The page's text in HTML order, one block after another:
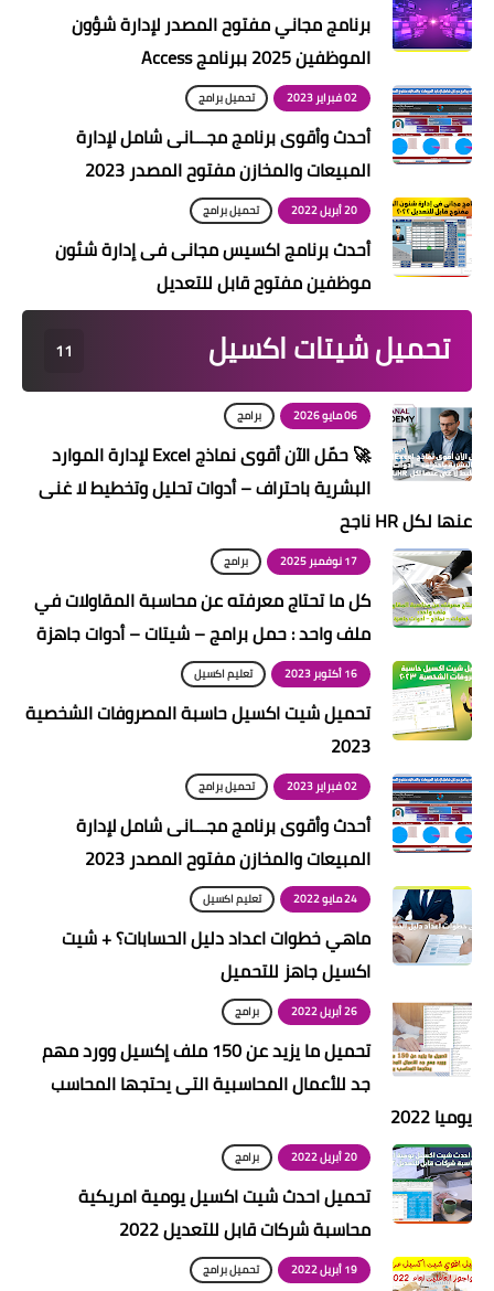
برنامج مجاني مفتوح المصدر لإدارة شؤون
الموظفين 2025 ببرنامج Access
02 فبراير 2023 تحميل برامج
أحدث وأقوى برنامج مجـــانى شامل لإدارة
المبيعات والمخازن مفتوح المصدر 2023
20 أبريل 2022 تحميل برامج
أحدث برنامج اكسيس مجانى فى إدارة شئون
موظفين مفتوح قابل للتعديل
تحميل شيتات اكسيل 11
06 مايو 2026 برامج
🚀 حمّل الآن أقوى نماذج Excel لإدارة الموارد
البشرية باحتراف – أدوات تحليل وتخطيط لا غنى
عنها لكل HR ناجح
17 نوفمبر 2025 برامج
كل ما تحتاج معرفته عن محاسبة المقاولات في
ملف واحد : حمل برامج – شيتات – أدوات جاهزة
16 أكتوبر 2023 تعليم اكسيل
تحميل شيت اكسيل حاسبة المصروفات الشخصية
2023
02 فبراير 2023 تحميل برامج
أحدث وأقوى برنامج مجـــانى شامل لإدارة
المبيعات والمخازن مفتوح المصدر 2023
24 مايو 2022 تعليم اكسيل
ماهي خطوات اعداد دليل الحسابات؟ + شيت
اكسيل جاهز للتحميل
26 أبريل 2022 برامج
تحميل ما يزيد عن 150 ملف إكسيل وورد مهم
جد للأعمال المحاسبية التى يحتجها المحاسب
يوميا 2022
20 أبريل 2022 برامج
تحميل احدث شيت اكسيل يومية امريكية
محاسبة شركات قابل للتعديل 2022
19 أبريل 2022 تحميل برامج